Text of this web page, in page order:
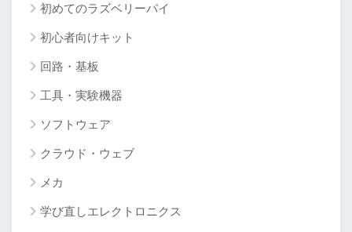
初めてのラズベリーパイ
初心者向けキット
回路・基板
工具・実験機器
ソフトウェア
クラウド・ウェブ
メカ
学び直しエレクトロニクス